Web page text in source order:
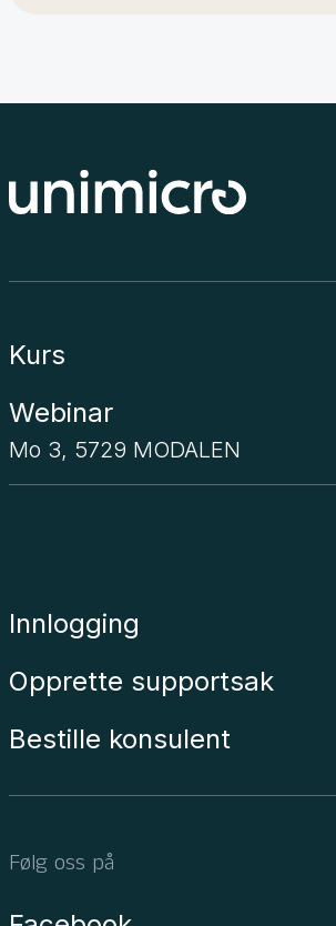
Kurs
Webinar
Mo 3, 5729 MODALEN
Innlogging
Opprette supportsak
Bestille konsulent
Følg oss på